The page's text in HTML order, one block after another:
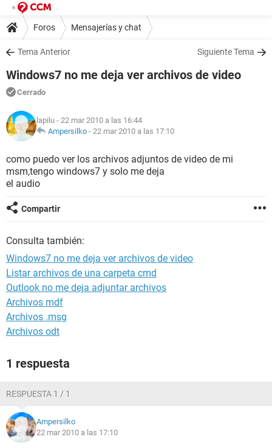
Foros Mensajerías y chat
Tema Anterior Siguiente Tema
Windows7 no me deja ver archivos de video
Cerrado
lapilu - 22 mar 2010 a las 16:44
Ampersilko - 22 mar 2010 a las 17:10
como puedo ver los archivos adjuntos de video de mi
msm,tengo windows7 y solo me deja
el audio
Compartir
Consulta también:
Windows7 no me deja ver archivos de video
Listar archivos de una carpeta cmd
Outlook no me deja adjuntar archivos
Archivos mdf
Archivos .msg
Archivos odt
1 respuesta
RESPUESTA 1 / 1
Ampersilko
22 mar 2010 a las 17:10